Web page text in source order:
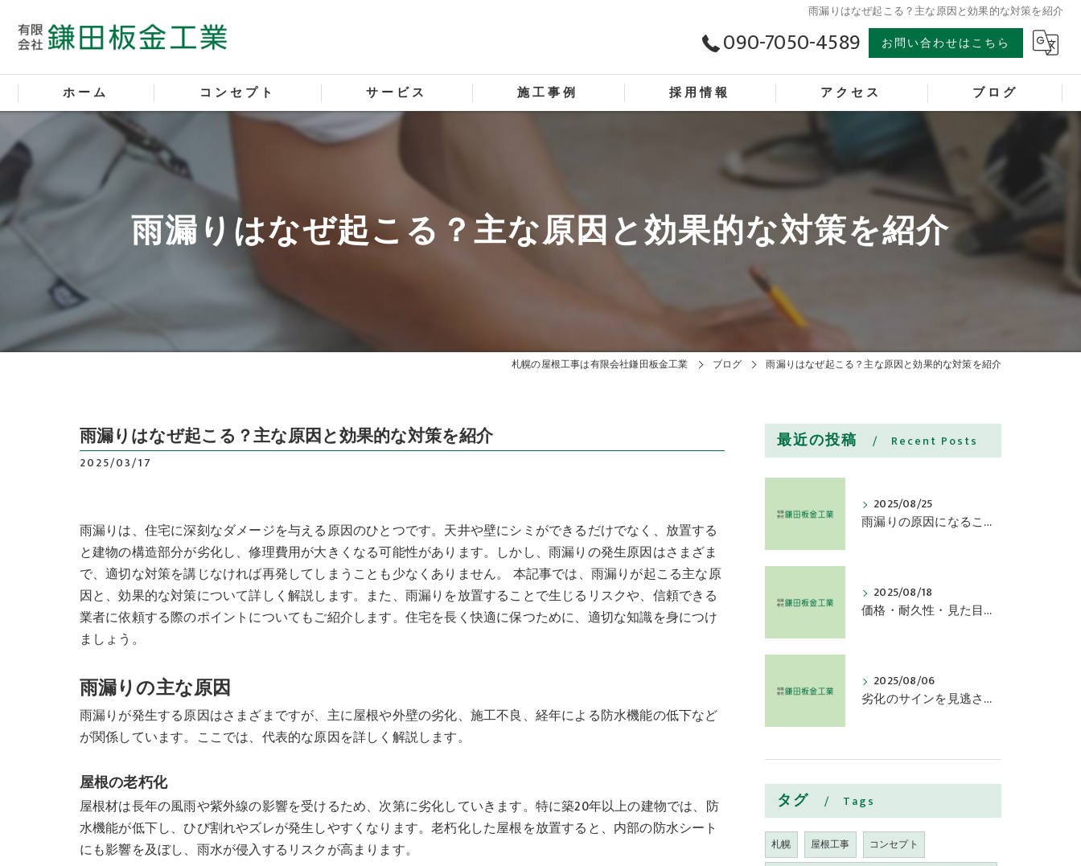
雨漏りはなぜ起こる？主な原因と効果的な対策を紹介
090-7050-4589 お問い合わせはこちら
ホーム コンセプト サービス
屋根板金リフォーム
塗装工事
施工事例 採用情報 アクセス ブログ
雨漏りはなぜ起こる？主な原因と効果的な対策を紹介
札幌の屋根工事は有限会社鎌田板金工業 ブログ 雨漏りはなぜ起こる？主な原因と効果的な対策を紹介
雨漏りはなぜ起こる？主な原因と効果的な対策を紹介
2025/03/17
雨漏りは、住宅に深刻なダメージを与える原因のひとつです。天井や壁にシミができるだけでなく、放置する
と建物の構造部分が劣化し、修理費用が大きくなる可能性があります。しかし、雨漏りの発生原因はさまざま
で、適切な対策を講じなければ再発してしまうことも少なくありません。 本記事では、雨漏りが起こる主な原
因と、効果的な対策について詳しく解説します。また、雨漏りを放置することで生じるリスクや、信頼できる
業者に依頼する際のポイントについてもご紹介します。住宅を長く快適に保つために、適切な知識を身につけ
ましょう。
雨漏りの主な原因
雨漏りが発生する原因はさまざまですが、主に屋根や外壁の劣化、施工不良、経年による防水機能の低下など
が関係しています。ここでは、代表的な原因を詳しく解説します。
屋根の老朽化
屋根材は長年の風雨や紫外線の影響を受けるため、次第に劣化していきます。特に築20年以上の建物では、防
水機能が低下し、ひび割れやズレが発生しやすくなります。老朽化した屋根を放置すると、内部の防水シート
にも影響を及ぼし、雨水が侵入するリスクが高まります。
最近の投稿 Recent Posts
2025/08/25
雨漏りの原因になることも！屋根と雨樋交換を検討すべき症状
2025/08/18
価格・耐久性・見た目で選ぶ屋根の素材種類とその特徴とは
2025/08/06
劣化のサインを見逃さないために屋根塗装の効果持続を確認しよう
タグ Tags
札幌 屋根工事
コンセプト